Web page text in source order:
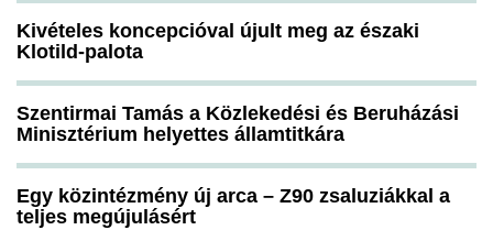
Kivételes koncepcióval újult meg az északi
Klotild-palota
Szentirmai Tamás a Közlekedési és Beruházási
Minisztérium helyettes államtitkára
Egy közintézmény új arca – Z90 zsaluziákkal a
teljes megújulásért